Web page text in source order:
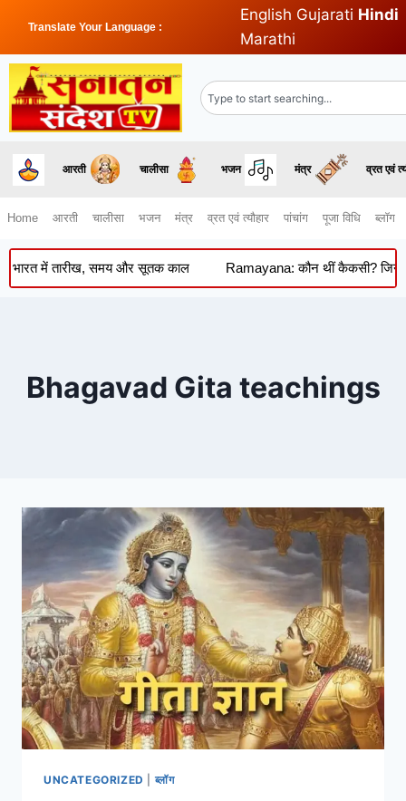
Translate Your Language :
English Gujarati Hindi
Marathi
आरती चालीसा भजन मंत्र व्रत एवं
Home आरती चालीसा भजन मंत्र व्रत एवं त्यौहार पांचांग पूजा विधि ब्लॉग
में तारीख, समय और सूतक काल Ramayana: कौन थीं कैकसी? जिनकी
Bhagavad Gita teachings
UNCATEGORIZED ब्लॉग